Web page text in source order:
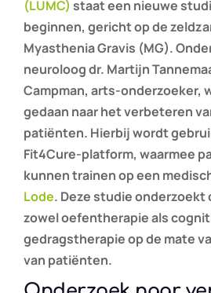
(LUMC) staat een nieuwe
beginnen, gericht op de
Myasthenia Gravis (MG).
neuroloog dr. Martijn
Campman, arts-onderzoeker,
gedaan naar het verbeteren
patiënten. Hierbij wordt
Fit4Cure-platform, waarmee
kunnen trainen op een
Lode. Deze studie onderzoekt
zowel oefentherapie als
gedragstherapie op de mate
van patiënten.